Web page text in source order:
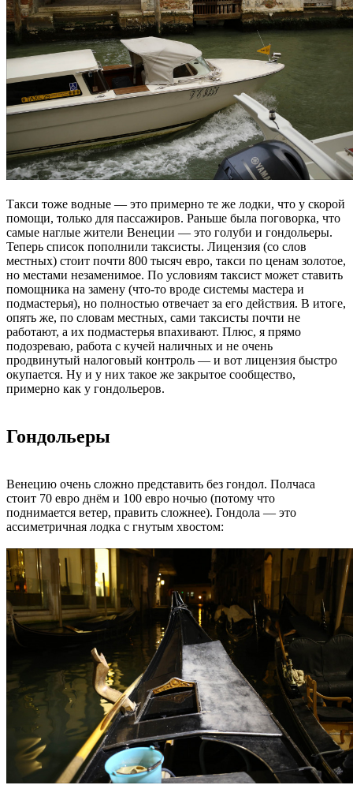
Такси тоже водные — это примерно те же лодки, что у скорой
помощи, только для пассажиров. Раньше была поговорка, что
самые наглые жители Венеции — это голуби и гондольеры.
Теперь список пополнили таксисты. Лицензия (со слов
местных) стоит почти 800 тысяч евро, такси по ценам золотое,
но местами незаменимое. По условиям таксист может ставить
помощника на замену (что-то вроде системы мастера и
подмастерья), но полностью отвечает за его действия. В итоге,
опять же, по словам местных, сами таксисты почти не
работают, а их подмастерья впахивают. Плюс, я прямо
подозреваю, работа с кучей наличных и не очень
продвинутый налоговый контроль — и вот лицензия быстро
окупается. Ну и у них такое же закрытое сообщество,
примерно как у гондольеров.
Гондольеры
Венецию очень сложно представить без гондол. Полчаса
стоит 70 евро днём и 100 евро ночью (потому что
поднимается ветер, править сложнее). Гондола — это
ассиметричная лодка с гнутым хвостом: